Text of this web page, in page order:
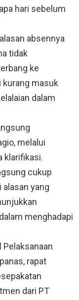
hari sebelum
absennya
tidak
ke
kurang masuk
dalam
melalui
klarifikasi.
cukup
alasan yang
menghadapi
Pelaksanaan
rapat
dari PT